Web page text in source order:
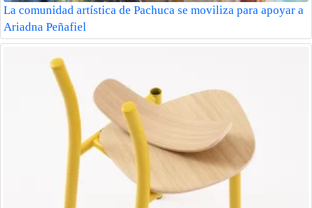
La comunidad artística de Pachuca se moviliza para apoyar a
Ariadna Peñafiel